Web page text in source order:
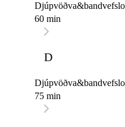
60 min
D
75 min